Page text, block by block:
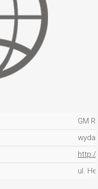
GM
ul.